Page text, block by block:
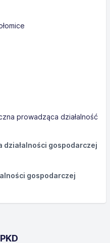
prowadząca działalność
działalności gospodarczej
gospodarczej